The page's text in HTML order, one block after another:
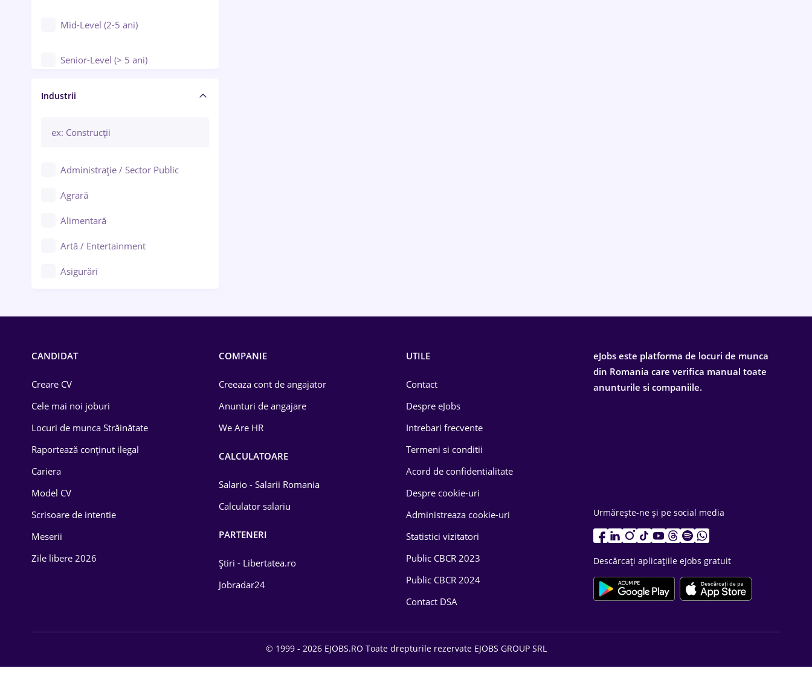
Mid-Level (2-5 ani)
Senior-Level (> 5 ani)
Manager / Executiv
Industrii
Administrație / Sector Public
Agrară
Alimentară
Artă / Entertainment
Asigurări
Drept
Educație / Training
Energetică
Farma
CANDIDAT
Creare CV
Cele mai noi joburi
Locuri de munca Străinătate
Raportează conținut ilegal
Cariera
Model CV
Scrisoare de intentie
Meserii
Zile libere 2026
COMPANIE
Creeaza cont de angajator
Anunturi de angajare
We Are HR
CALCULATOARE
Salario - Salarii Romania
Calculator salariu
PARTENERI
Știri - Libertatea.ro
Jobradar24
UTILE
Contact
Despre eJobs
Intrebari frecvente
Termeni si conditii
Acord de confidentialitate
Despre cookie-uri
Administreaza cookie-uri
Statistici vizitatori
Public CBCR 2023
Public CBCR 2024
Contact DSA
eJobs este platforma de locuri de munca
din Romania care verifica manual toate
anunturile si companiile.
Urmărește-ne și pe social media
Descărcați aplicațiile eJobs gratuit
© 1999 - 2026 EJOBS.RO Toate drepturile rezervate EJOBS GROUP SRL